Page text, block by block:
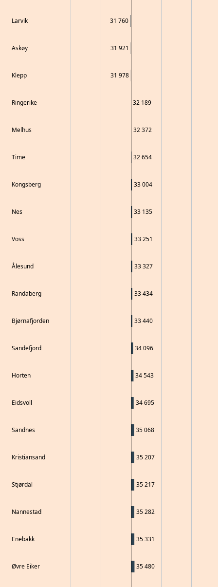
Larvik
Askøy
Klepp
Ringerike
Melhus
Time
Kongsberg
Nes
Voss
Ålesund
Randaberg
Bjørnafjorden
Sandefjord
Horten
Eidsvoll
Sandnes
Kristiansand
Stjørdal
Nannestad
Enebakk
Øvre Eiker
31 760
31 921
31 978
32 189
32 372
32 654
33 004
33 135
33 251
33 327
33 434
33 440
34 096
34 543
34 695
35 068
35 207
35 217
35 282
35 331
35 480